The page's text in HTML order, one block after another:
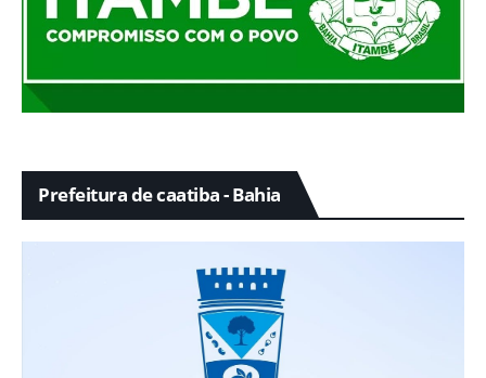
Prefeitura de caatiba - Bahia